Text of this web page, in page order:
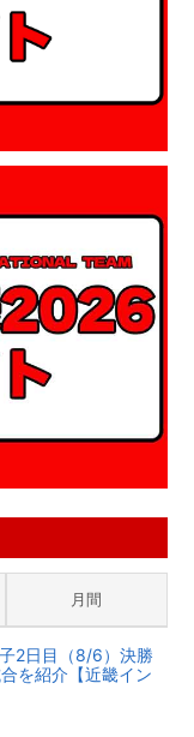
月間
2日目（8/6）決勝
を紹介【近畿イン